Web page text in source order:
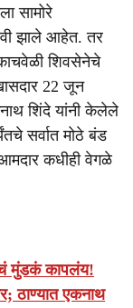
सामोरे
झाले आहेत. तर
शिवसेनेचे
22 जून
शिंदे यांनी केलेले
सर्वात मोठे बंड
कधीही वेगळे
मुंडकं कापलंय!
ठाण्यात एकनाथ